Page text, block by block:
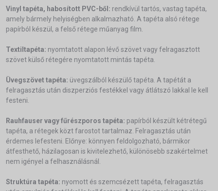
Vinyl tapéta, habosított PVC-ből: rendkívül tartós, vastag tapéta,
amely bármely helyiségben alkalmazható. A tapéta alsó rétege
papírból készül, a felső rétege műanyag film.
Textiltapéta: nyomtatott alapon lévő szövet vagy felragasztott
szövet külső rétegére nyomtatott mintás tapéta.
Üvegszövet tapéta: üvegszálból készülő tapéta. A tapétát a
felragasztás után diszperziós festékkel vagy átlátszó lakkal le kell
festeni.
Rauhfauser vagy fűrészporos tapéta: papírból készült kétrétegű
tapéta, a rétegek közt farostot tartalmaz. Felragasztás után
érdemes lefesteni. Előnye: könnyen feldolgozható, bármikor
átfesthető, házilagosan is kivitelezhető, különösebb szakértelmet
nem igényel a felhasználásnál.
Struktúra tapéta: nyomott és szemcsézett tapéta, felragasztás